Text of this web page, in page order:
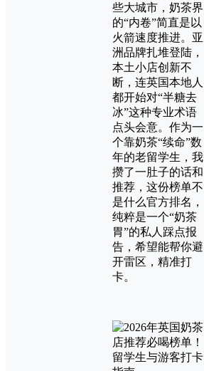
些大城市，奶茶界
的“内卷”简直是以
火箭速度推进。亚
洲品牌扎堆登陆，
本土小店创新不
断，连英国本地人
都开始对“半糖去
冰”这种专业术语
点头会意。作为一
个靠奶茶“续命”数
年的老留学生，我
攒了一肚子的话和
推荐，这份榜单不
是什么官方排名，
纯粹是一个“奶茶
胃”的私人踩点报
告，希望能帮你避
开雷区，精准打
卡。